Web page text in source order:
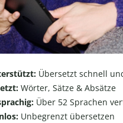
Übersetzt schnell
Wörter, Sätze & Absätze
Über 52 Sprachen
Unbegrenzt übersetzen